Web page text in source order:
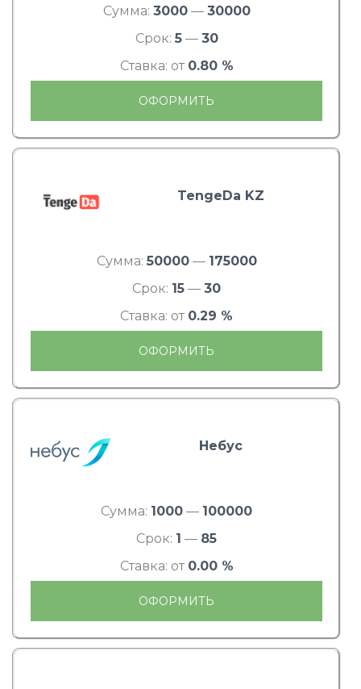
Сумма: 3000— 30000
Срок: 5— 30
Ставка: от 0.80 %
ОФОРМИТЬ
TengeDa KZ
Сумма: 50000— 175000
Срок: 15 — 30
Ставка: от 0.29 %
ОФОРМИТЬ
Небус
Сумма: 1000 — 100000
Срок: 1 — 85
Ставка: от 0.00 %
ОФОРМИТЬ